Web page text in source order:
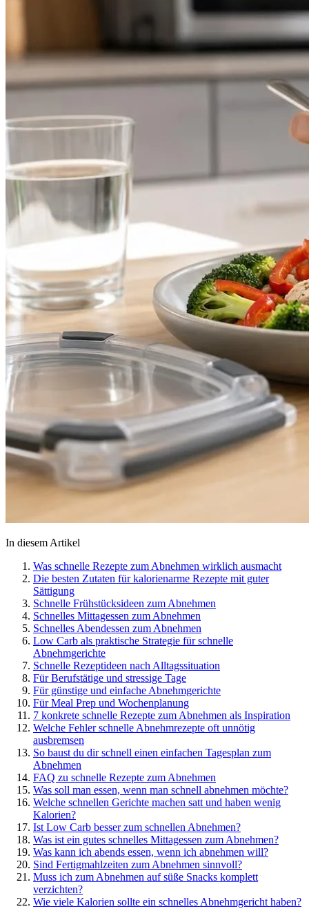
In diesem Artikel
Was schnelle Rezepte zum Abnehmen wirklich ausmacht
Die besten Zutaten für kalorienarme Rezepte mit guter
Sättigung
Schnelle Frühstücksideen zum Abnehmen
Schnelles Mittagessen zum Abnehmen
Schnelles Abendessen zum Abnehmen
Low Carb als praktische Strategie für schnelle
Abnehmgerichte
Schnelle Rezeptideen nach Alltagssituation
Für Berufstätige und stressige Tage
Für günstige und einfache Abnehmgerichte
Für Meal Prep und Wochenplanung
7 konkrete schnelle Rezepte zum Abnehmen als Inspiration
Welche Fehler schnelle Abnehmrezepte oft unnötig
ausbremsen
So baust du dir schnell einen einfachen Tagesplan zum
Abnehmen
FAQ zu schnelle Rezepte zum Abnehmen
Was soll man essen, wenn man schnell abnehmen möchte?
Welche schnellen Gerichte machen satt und haben wenig
Kalorien?
Ist Low Carb besser zum schnellen Abnehmen?
Was ist ein gutes schnelles Mittagessen zum Abnehmen?
Was kann ich abends essen, wenn ich abnehmen will?
Sind Fertigmahlzeiten zum Abnehmen sinnvoll?
Muss ich zum Abnehmen auf süße Snacks komplett
verzichten?
Wie viele Kalorien sollte ein schnelles Abnehmgericht haben?